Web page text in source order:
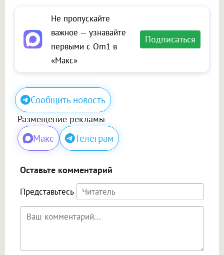
Не пропускайте
важное — узнавайте
первыми с Om1 в
«Макс»
Подписаться
Сообщить новость
Размещение рекламы
Макс Телеграм
Оставьте комментарий
Представьтесь